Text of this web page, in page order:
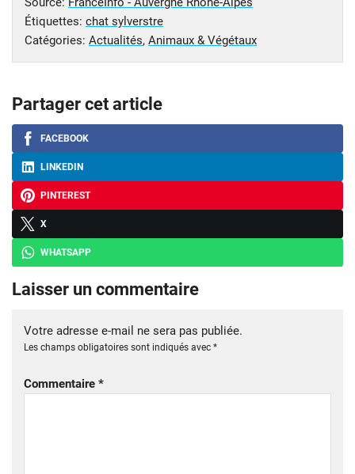
Étiquettes: chat sylverstre
Catégories: Actualités, Animaux & Végétaux
Partager cet article
FACEBOOK
LINKEDIN
PINTEREST
X
WHATSAPP
Laisser un commentaire
Votre adresse e-mail ne sera pas publiée.
Les champs obligatoires sont indiqués avec *
Commentaire *